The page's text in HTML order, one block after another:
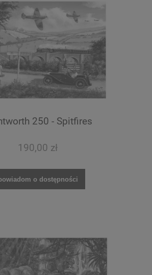
250 - Spitfires
190,00 zł
o dostępności